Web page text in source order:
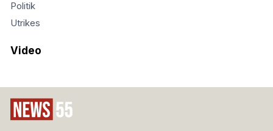
Politik
Utrikes
Video